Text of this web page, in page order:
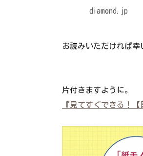
diamond.jp
お読みいただければ幸
片付きますように。
『見てすぐできる！